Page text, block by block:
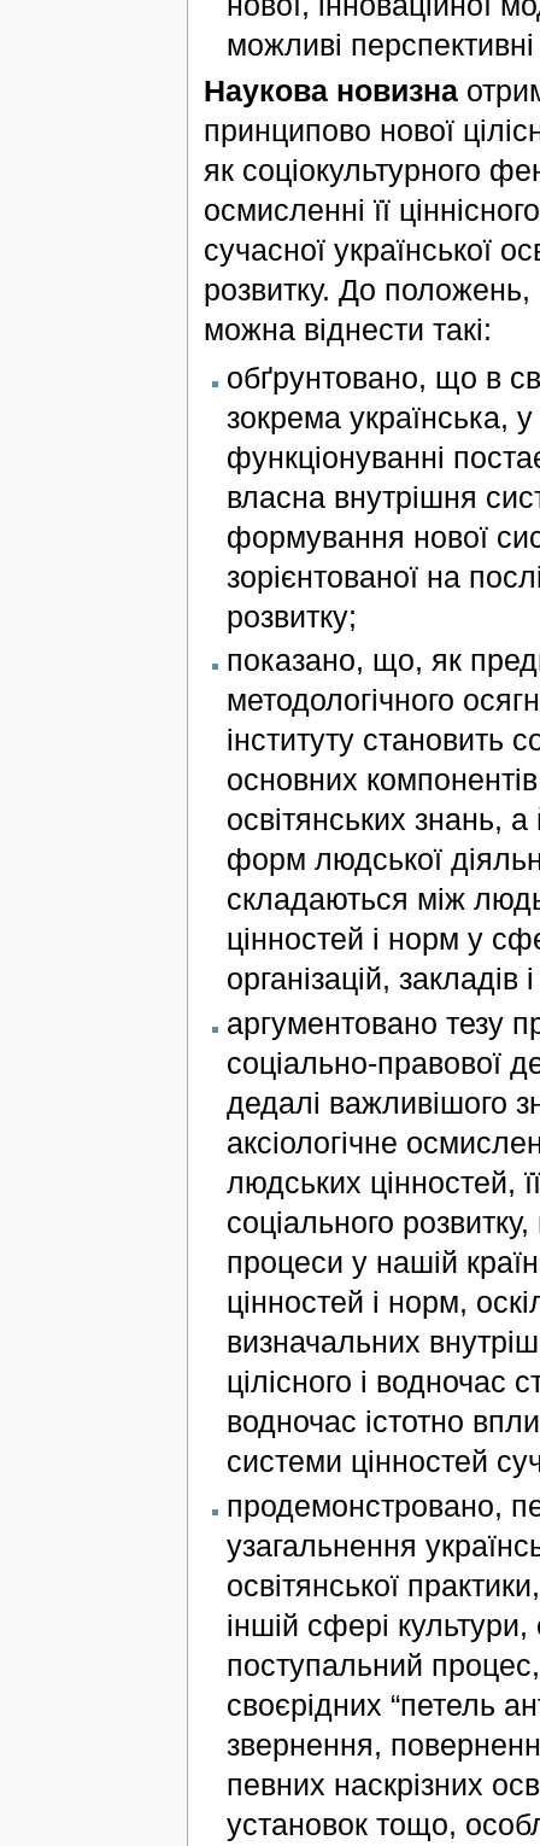
можливі
Наукова новизна
принципово нової
як соціокультурного
осмисленні її
сучасної української
розвитку. До
можна віднести такі:
обґрунтовано, що в
зокрема українська,
функціонуванні
власна внутрішня
формування нової
зорієнтованої на
розвитку;
показано, що, як
методологічного
інституту становить
основних компонентів
освітянських знань,
форм людської
складаються між
цінностей і норм у
організацій, закладів
аргументовано тезу
соціально-правової
дедалі важливішого
аксіологічне
людських цінностей,
соціального
процеси у нашій
цінностей і норм,
визначальних
цілісного і водночас
водночас істотно
системи цінностей
продемонстровано,
узагальнення
освітянської
іншій сфері
поступальний
своєрідних “петель
звернення,
певних наскрізних
установок тощо,